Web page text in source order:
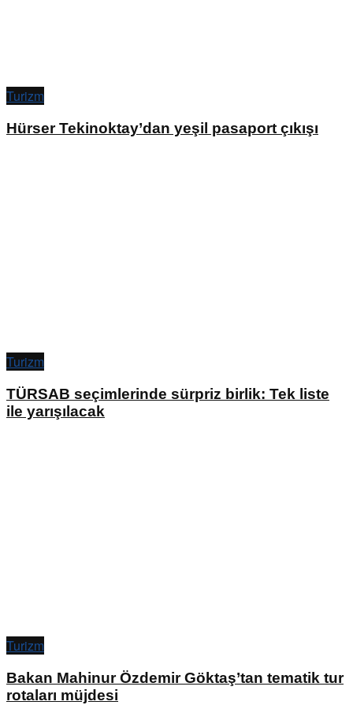
Turizm
Hürser Tekinoktay’dan yeşil pasaport çıkışı
Turizm
TÜRSAB seçimlerinde sürpriz birlik: Tek liste
ile yarışılacak
Turizm
Bakan Mahinur Özdemir Göktaş’tan tematik tur
rotaları müjdesi